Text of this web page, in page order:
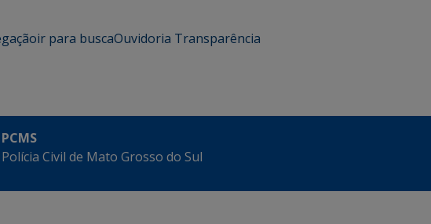
ir para buscaOuvidoria Transparência
PCMS
Polícia Civil de Mato Grosso do Sul